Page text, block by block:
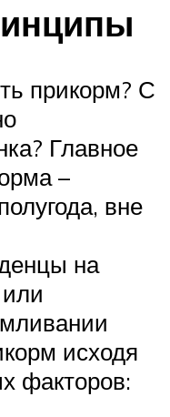
прикорм? С
Главное
–
вне
на
исходя
факторов: